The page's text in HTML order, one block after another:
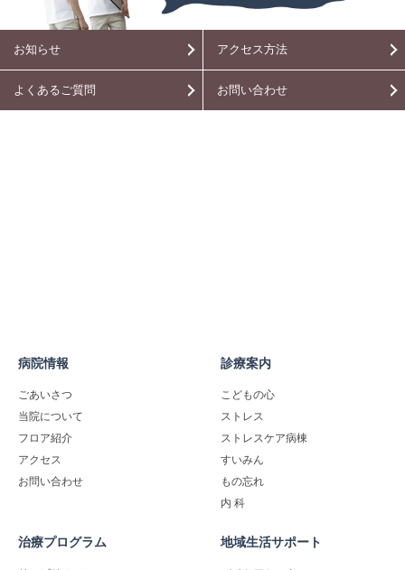
お知らせ アクセス方法
よくあるご質問 お問い合わせ
病院情報
ごあいさつ
当院について
フロア紹介
アクセス
お問い合わせ
診療案内
こどもの心
ストレス
ストレスケア病棟
すいみん
もの忘れ
内 科
治療プログラム 地域生活サポート